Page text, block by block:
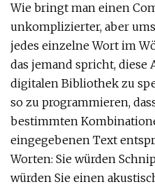
Wie bringt man einen
unkomplizierter, aber
jedes einzelne Wort im
das jemand spricht,
digitalen Bibliothek zu
so zu programmieren,
bestimmten
eingegebenen Text
Worten: Sie würden
würden Sie einen